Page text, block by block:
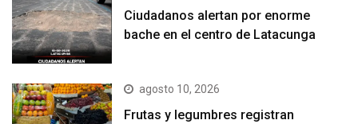
Ciudadanos alertan por enorme
bache en el centro de Latacunga
agosto 10, 2026
Frutas y legumbres registran